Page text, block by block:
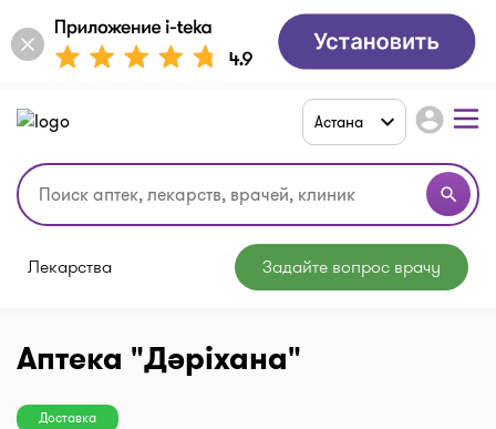
search
Астана account_circle
Лекарства Задайте вопрос врачу
Аптека "Дәріхана"
Доставка